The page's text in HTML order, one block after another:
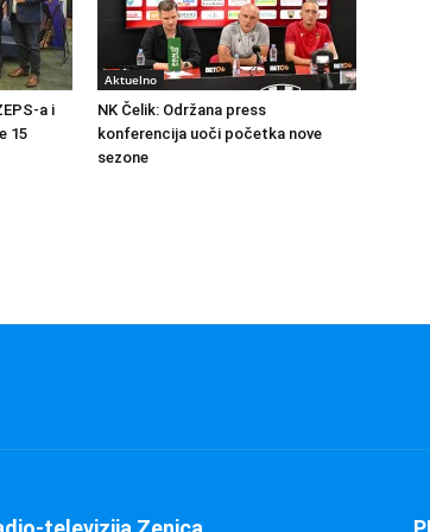
a i
15
Aktuelno
NK Čelik: Održana press
konferencija uoči početka nove
sezone